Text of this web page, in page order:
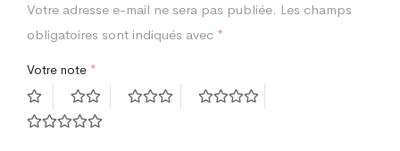
Votre adresse e-mail ne sera pas publiée. Les champs
obligatoires sont indiqués avec *
Votre note *